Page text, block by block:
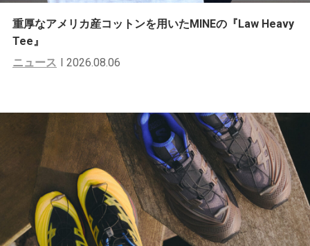
重厚なアメリカ産コットンを用いたMINEの『Law Heavy
Tee』
ニュース
2026.08.06